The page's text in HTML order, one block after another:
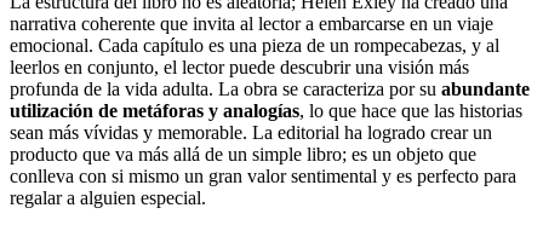
narrativa coherente que invita al lector a embarcarse en un viaje
emocional. Cada capítulo es una pieza de un rompecabezas, y al
leerlos en conjunto, el lector puede descubrir una visión más
profunda de la vida adulta. La obra se caracteriza por su abundante
utilización de metáforas y analogías, lo que hace que las historias
sean más vívidas y memorable. La editorial ha logrado crear un
producto que va más allá de un simple libro; es un objeto que
conlleva con si mismo un gran valor sentimental y es perfecto para
regalar a alguien especial.